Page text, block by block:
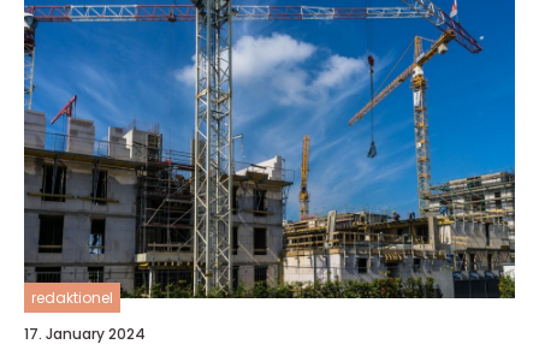
redaktionel
17. January 2024